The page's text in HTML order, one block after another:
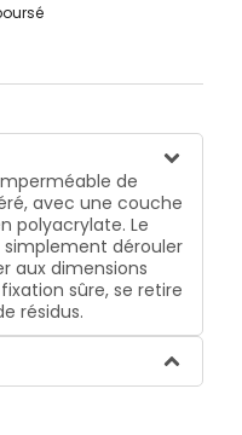
de
avec une couche
polyacrylate. Le
dérouler
aux dimensions
sûre, se retire
résidus.